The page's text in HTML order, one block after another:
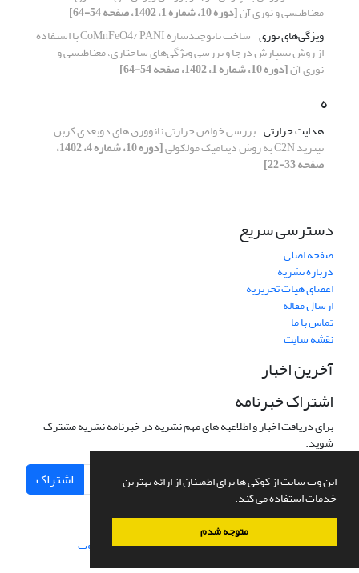
این وب سایت از کوکی ها برای اطمینان از ارائه بهترین
خدمات استفاده می کند.
متوجه شدم
مغناطیسی و نوری آن[دوره 10، شماره 1، 1402، صفحه 54-64]
ویژگی‌های نوری
ساخت نانوچندسازه CoMnFeO4/ PANI با استفاده
از روش بسپارش درجا و بررسی ویژگی‌های ساختاری، مغناطیسی و
نوری آن[دوره 10، شماره 1، 1402، صفحه 54-64]
ه
هدایت حرارتی بررسی خواص حرارتی نانوورق های دوبعدی کربن
نیترید C2N به روش دینامیک مولکولی [دوره 10، شماره 4، 1402،
صفحه 33-22]
دسترسی سریع
صفحه اصلی
درباره نشریه
اعضای هیات تحریریه
ارسال مقاله
تماس با ما
نقشه سایت
آخرین اخبار
اشتراک خبرنامه
برای دریافت اخبار و اطلاعیه های مهم نشریه در خبرنامه نشریه مشترک
شوید.
اشتراک
سامانه مدیریت نشریات علمی.طراحی و پیاده سازی از سیناوب